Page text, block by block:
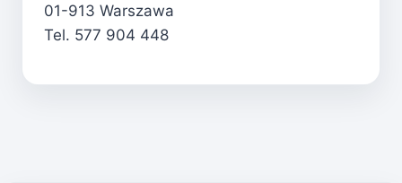
01-913 Warszawa
Tel. 577 904 448